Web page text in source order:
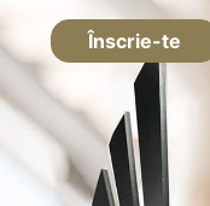
Înscrie-te